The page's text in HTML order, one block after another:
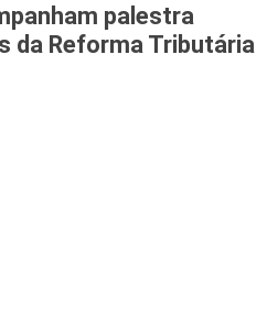
palestra
da Reforma Tributária